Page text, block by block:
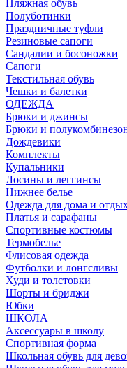
Пляжная обувь
Полуботинки
Праздничные туфли
Резиновые сапоги
Сандалии и босоножки
Сапоги
Текстильная обувь
Чешки и балетки
ОДЕЖДА
Брюки и джинсы
Брюки и
Дождевики
Комплекты
Купальники
Лосины и леггинсы
Нижнее белье
Одежда для дома и
Платья и сарафаны
Спортивные костюмы
Термобелье
Флисовая одежда
Футболки и лонгсливы
Худи и толстовки
Шорты и бриджи
Юбки
ШКОЛА
Аксессуары в школу
Спортивная форма
Школьная обувь для